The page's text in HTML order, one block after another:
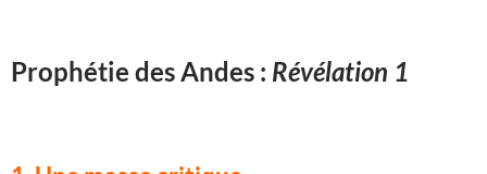
Prophétie des Andes : Révélation 1